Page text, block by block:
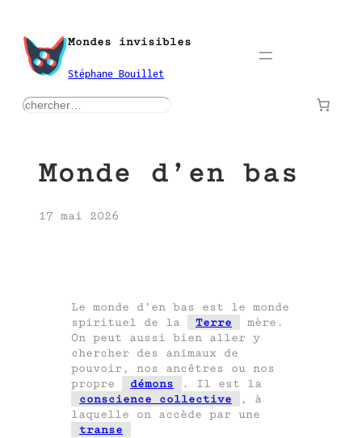
contenu
Mondes invisibles
Stéphane Bouillet
rechercher
Monde d’en bas
17 mai 2026
Le monde d’en bas est le monde
spirituel de la
Terre
mère.
On peut aussi bien aller y
chercher des animaux de
pouvoir, nos ancêtres ou nos
propre
démons
. Il est la
conscience collective
, à
laquelle on accède par une
transe